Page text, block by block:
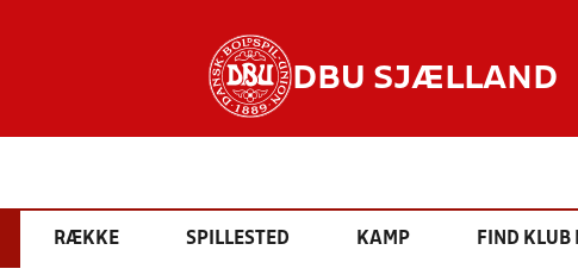
DBU SJÆLLAND
RÆKKE SPILLESTED KAMP FIND KLUB